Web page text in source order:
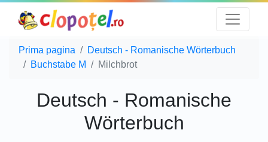
Prima pagina
Deutsch - Romanische Wörterbuch
Buchstabe M
Milchbrot
Deutsch - Romanische
Wörterbuch